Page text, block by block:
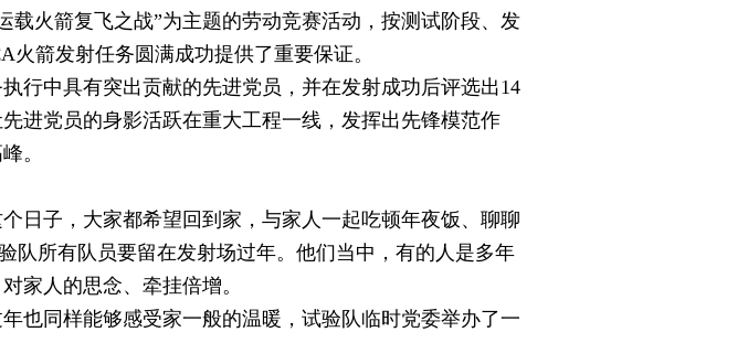
火箭复飞之战”为主题的劳动竞赛活动，按测试阶段、发
箭发射任务圆满成功提供了重要保证。
中具有突出贡献的先进党员，并在发射成功后评选出14
进党员的身影活跃在重大工程一线，发挥出先锋模范作
。
子，大家都希望回到家，与家人一起吃顿年夜饭、聊聊
所有队员要留在发射场过年。他们当中，有的人是多年
家人的思念、牵挂倍增。
同样能够感受家一般的温暖，试验队临时党委举办了一